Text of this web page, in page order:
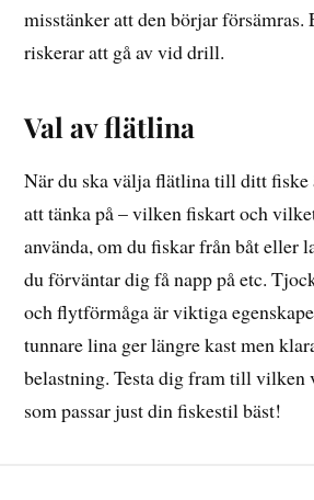
misstänker att den börjar försämras.
riskerar att gå av vid drill.
Val av flätlina
När du ska välja flätlina till ditt fiske
att tänka på – vilken fiskart och
använda, om du fiskar från båt eller
du förväntar dig få napp på etc.
och flytförmåga är viktiga
tunnare lina ger längre kast men
belastning. Testa dig fram till vilken
som passar just din fiskestil bäst!